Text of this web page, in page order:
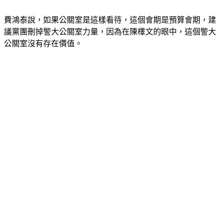
費鴻泰說，如果公關室是這樣看待，這個會期是預算會期，建
議黨團刪掉警大公關室力量，因為在陳檡文的眼中，這個警大
公關室沒有存在價值。